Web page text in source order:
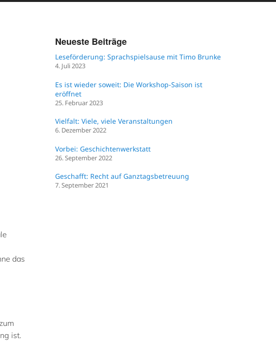
das
ist.
Neueste Beiträge
Leseförderung: Sprachspielsause mit Timo Brunke
4. Juli 2023
Es ist wieder soweit: Die Workshop-Saison ist
eröffnet
25. Februar 2023
Vielfalt: Viele, viele Veranstaltungen
6. Dezember 2022
Vorbei: Geschichtenwerkstatt
26. September 2022
Geschafft: Recht auf Ganztagsbetreuung
7. September 2021